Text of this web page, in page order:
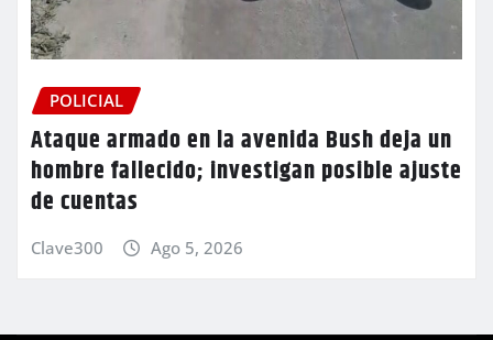
POLICIAL
Ataque armado en la avenida Bush deja un
hombre fallecido; investigan posible ajuste
de cuentas
Clave300 Ago 5, 2026